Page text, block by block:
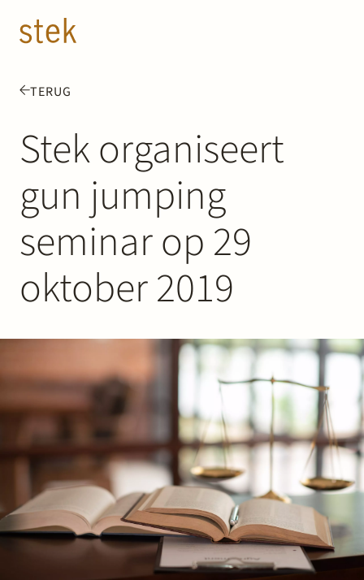
TERUG
Stek organiseert
gun jumping
seminar op 29
oktober 2019
Mensen
Expertise
Over ons
Track record
News & Insights
Contact
Werken bij Stek
Partner